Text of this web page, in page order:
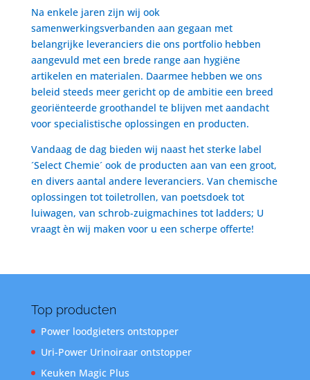
Na enkele jaren zijn wij ook
samenwerkingsverbanden aan gegaan met
belangrijke leveranciers die ons portfolio hebben
aangevuld met een brede range aan hygiëne
artikelen en materialen. Daarmee hebben we ons
beleid steeds meer gericht op de ambitie een breed
georiënteerde groothandel te blijven met aandacht
voor specialistische oplossingen en producten.
Vandaag de dag bieden wij naast het sterke label
´Select Chemie´ ook de producten aan van een groot,
en divers aantal andere leveranciers. Van chemische
oplossingen tot toiletrollen, van poetsdoek tot
luiwagen, van schrob-zuigmachines tot ladders; U
vraagt èn wij maken voor u een scherpe offerte!
Top producten
Power loodgieters ontstopper
Uri-Power Urinoiraar ontstopper
Keuken Magic Plus